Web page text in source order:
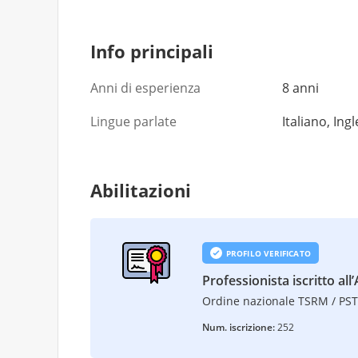
Info principali
Anni di esperienza
8 anni
Lingue parlate
Italiano,
Abilitazioni
PROFILO VERIFICATO
Professionista iscritto
Ordine nazionale TSRM /
Num. iscrizione:252